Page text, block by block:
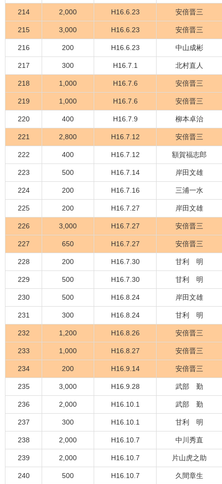
214 2,000 H16.6.23 安倍晋三
215 3,000 H16.6.23 安倍晋三
216 200 H16.6.23 中山成彬
217 300 H16.7.1 北村直人
218 1,000 H16.7.6 安倍晋三
219 1,000 H16.7.6 安倍晋三
220 400 H16.7.9 柳本卓治
221 2,800 H16.7.12 安倍晋三
222 400 H16.7.12 額賀福志郎
223 500 H16.7.14 岸田文雄
224 200 H16.7.16 三浦一水
225 200 H16.7.27 岸田文雄
226 3,000 H16.7.27 安倍晋三
227 650 H16.7.27 安倍晋三
228 200 H16.7.30 甘利 明
229 500 H16.7.30 甘利 明
230 500 H16.8.24 岸田文雄
231 300 H16.8.24 甘利 明
232 1,200 H16.8.26 安倍晋三
233 1,000 H16.8.27 安倍晋三
234 200 H16.9.14 安倍晋三
235 3,000 H16.9.28 武部 勤
236 2,000 H16.10.1 武部 勤
237 300 H16.10.1 甘利 明
238 2,000 H16.10.7 中川秀直
239 2,000 H16.10.7 片山虎之助
240 500 H16.10.7 久間章生